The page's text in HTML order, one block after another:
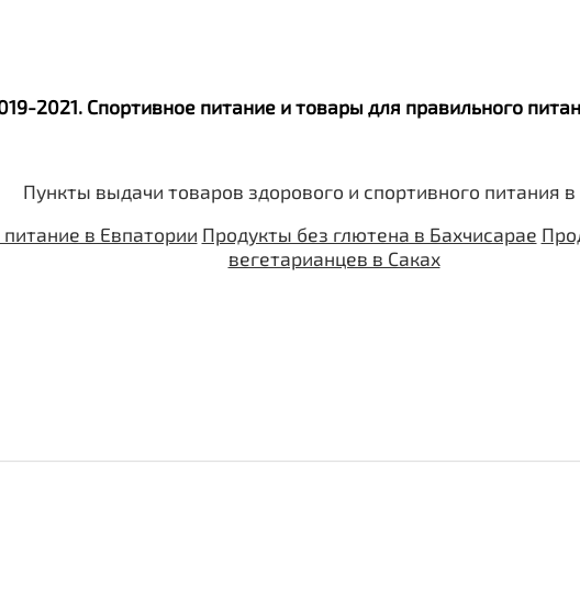
2021. Спортивное питание и товары для правильного
Пункты выдачи товаров здорового и спортивного питания
в Евпатории Продукты без глютена в Бахчисарае
вегетарианцев в Саках